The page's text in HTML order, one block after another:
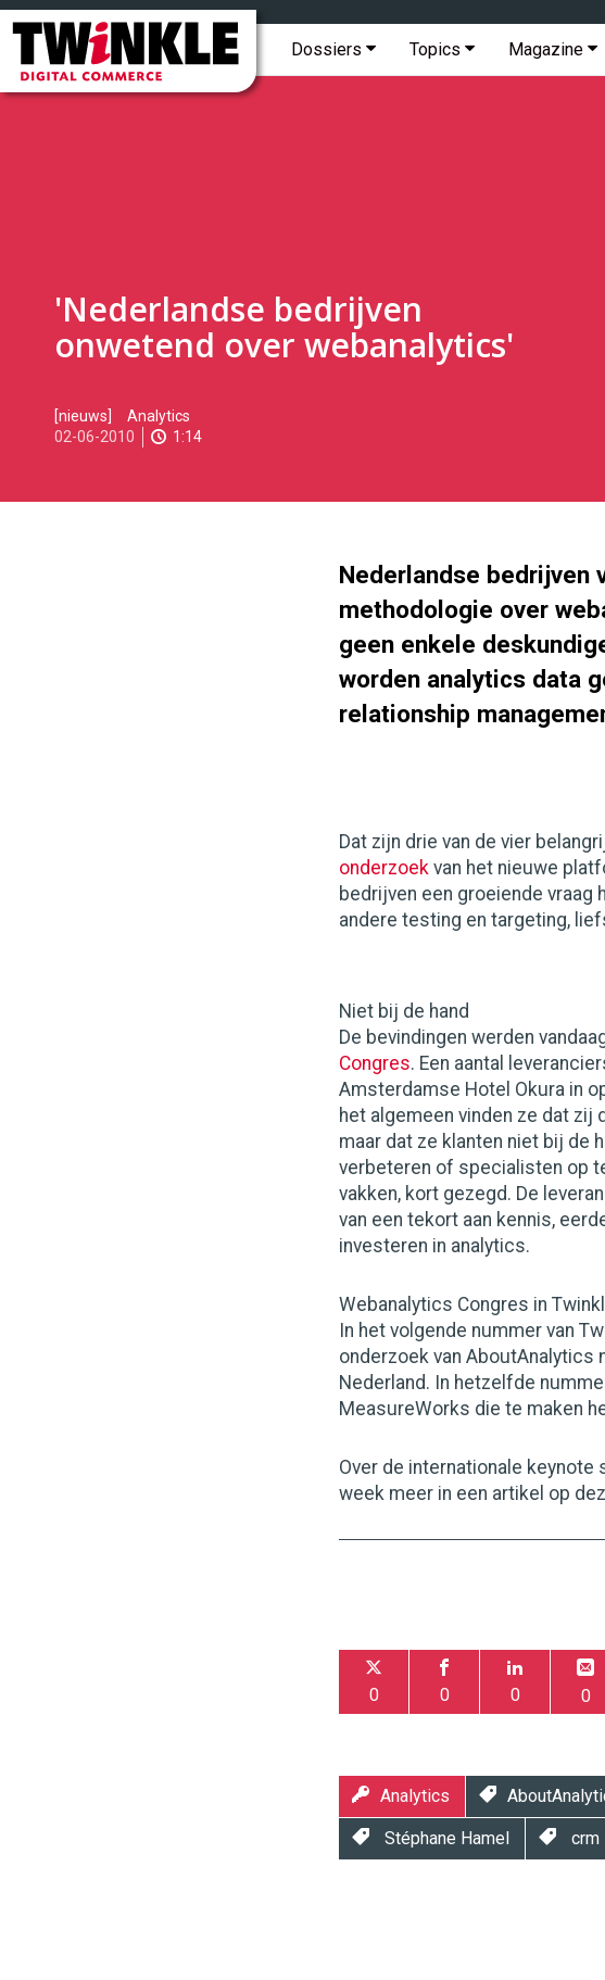
Twinkle
Digital
Commerce
Hoofdmenu
Dossiers Topics Magazine
Topmenu
'Nederlandse bedrijven
onwetend over webanalytics'
2010-
06-
05-
[nieuws]
Analytics
02-06-2010
1:14
Nederlandse bedrijven
methodologie over
geen enkele
worden analytics data
relationship
Dat zijn drie van de vier
onderzoek van het nieuwe
bedrijven een groeiende
andere testing en targeting,
Niet bij de hand
De bevindingen werden
Congres. Een aantal
Amsterdamse Hotel Okura in
het algemeen vinden ze dat
maar dat ze klanten niet bij de
verbeteren of specialisten op
vakken, kort gezegd. De
van een tekort aan kennis,
investeren in analytics.
Webanalytics Congres in
In het volgende nummer van
onderzoek van AboutAnalytics
Nederland. In hetzelfde
MeasureWorks die te maken
Over de internationale
week meer in een artikel op
0 0 0 0
Analytics
Stéphane Hamel crm